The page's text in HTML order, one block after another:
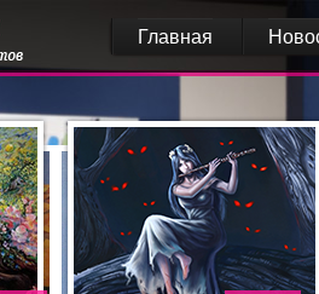
Главная